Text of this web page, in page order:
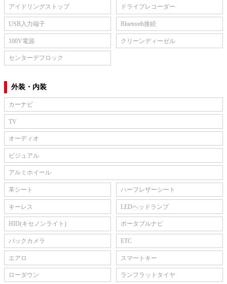
アイドリングストップ ドライブレコーダー
USB入力端子 Bluetooth接続
100V電源 クリーンディーゼル
センターデフロック
外装・内装
カーナビ
TV
オーディオ
ビジュアル
アルミホイール
革シート ハーフレザーシート
キーレス LEDヘッドランプ
HID(キセノンライト) ポータブルナビ
バックカメラ ETC
エアロ スマートキー
ローダウン ランフラットタイヤ